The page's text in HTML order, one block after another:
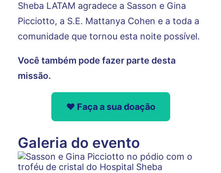
Sheba LATAM agradece a Sasson e Gina
Picciotto, a S.E. Mattanya Cohen e a toda a
comunidade que tornou esta noite possível.
Você também pode fazer parte desta
missão.
❤ Faça a sua doação
Galeria do evento